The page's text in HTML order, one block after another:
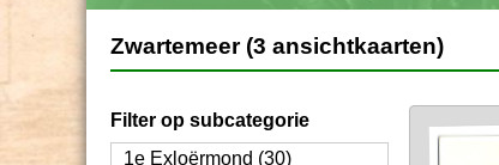
Zwartemeer (3 ansichtkaarten)
Filter op subcategorie
1e Exloërmond (30)